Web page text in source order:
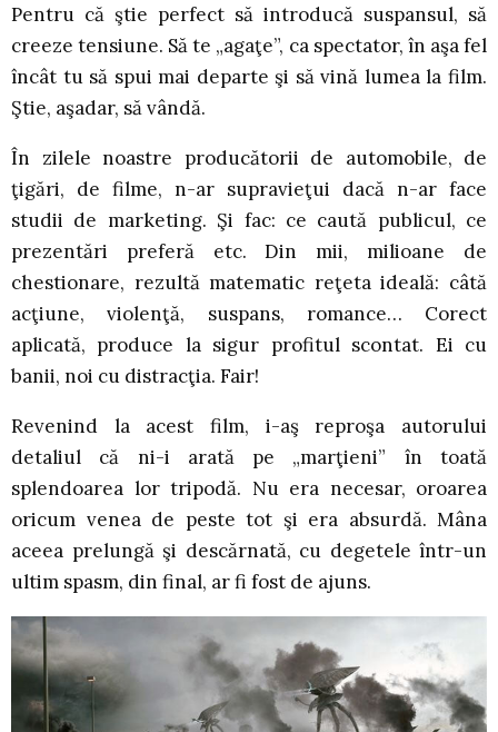
Pentru că ştie perfect să introducă suspansul, să
creeze tensiune. Să te „agaţe”, ca spectator, în aşa fel
încât tu să spui mai departe şi să vină lumea la film.
Ştie, aşadar, să vândă.
În zilele noastre producătorii de automobile, de
ţigări, de filme, n-ar supravieţui dacă n-ar face
studii de marketing. Şi fac: ce caută publicul, ce
prezentări preferă etc. Din mii, milioane de
chestionare, rezultă matematic reţeta ideală: câtă
acţiune, violenţă, suspans, romance… Corect
aplicată, produce la sigur profitul scontat. Ei cu
banii, noi cu distracţia. Fair!
Revenind la acest film, i-aş reproşa autorului
detaliul că ni-i arată pe „marţieni” în toată
splendoarea lor tripodă. Nu era necesar, oroarea
oricum venea de peste tot şi era absurdă. Mâna
aceea prelungă şi descărnată, cu degetele într-un
ultim spasm, din final, ar fi fost de ajuns.